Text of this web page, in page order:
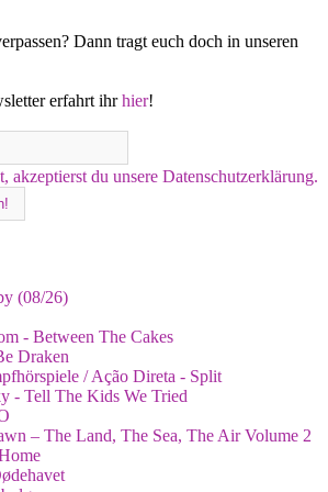
Dann tragt euch doch in unseren
erfahrt ihrhier!
akzeptierst du unsere Datenschutzerklärung.
(08/26)
- Between The Cakes
Draken
/ Ação Direta - Split
- Tell The Kids We Tried
– The Land, The Sea, The Air Volume 2